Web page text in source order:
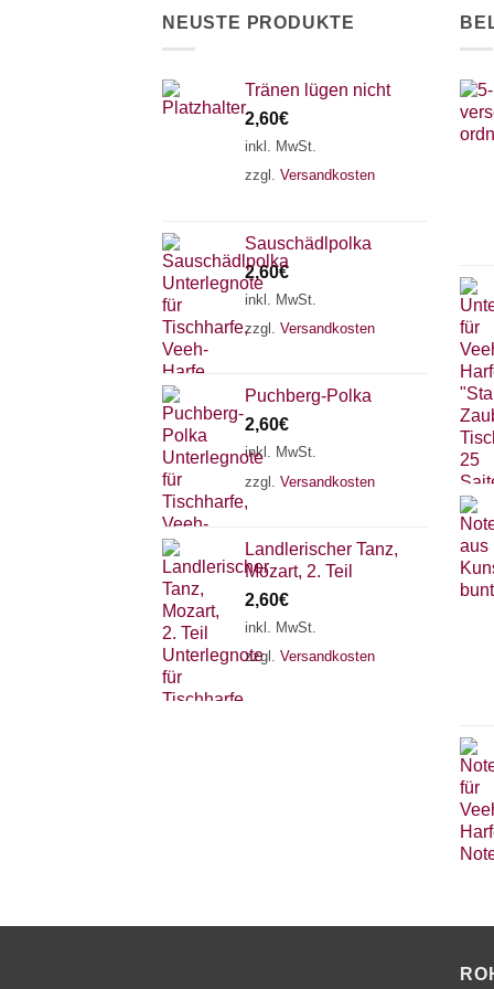
NEUSTE PRODUKTE
Tränen lügen nicht
2,60€
inkl. MwSt.
zzgl. Versandkosten
Sauschädlpolka
2,60€
inkl. MwSt.
zzgl. Versandkosten
Puchberg-Polka
2,60€
inkl. MwSt.
zzgl. Versandkosten
Landlerischer Tanz,
Mozart, 2. Teil
2,60€
inkl. MwSt.
zzgl. Versandkosten